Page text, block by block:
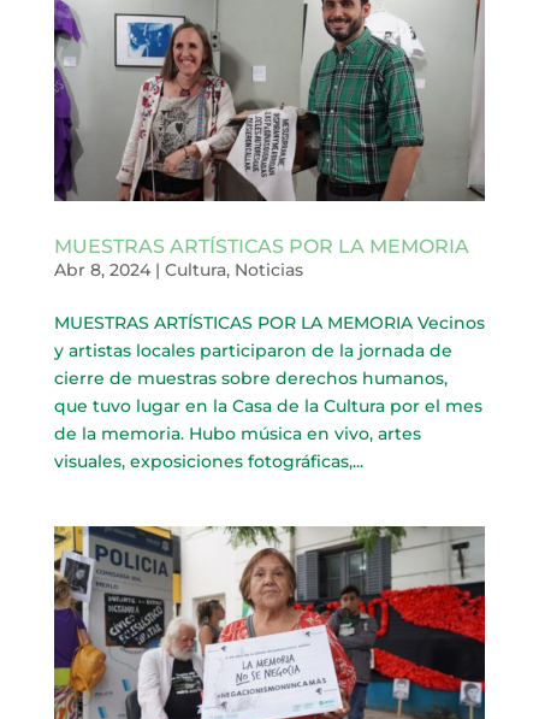
MUESTRAS ARTÍSTICAS POR LA MEMORIA
Abr 8, 2024| Cultura, Noticias
MUESTRAS ARTÍSTICAS POR LA MEMORIA Vecinos
y artistas locales participaron de la jornada de
cierre de muestras sobre derechos humanos,
que tuvo lugar en la Casa de la Cultura por el mes
de la memoria. Hubo música en vivo, artes
visuales, exposiciones fotográficas,...